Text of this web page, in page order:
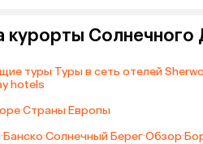
курорты Солнечного
туры·Туры в сеть отелей
hotels
·Страны Европы
·Банско·Солнечный Берег·Обзор·